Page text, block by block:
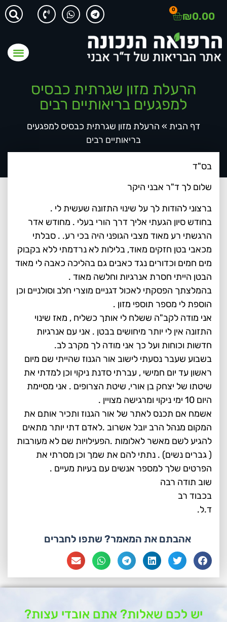
₪0.00
0
הרעלת מזון שגרתית כבסיס
למפגעים בריאותיים רבים
דף הבית » הרעלת מזון שגרתית כבסיס למפגעים
בריאותיים רבים
בס"ד
שלום לך ד"ר אבני היקר
ברצוני להודות לך על שינוי התזונה שעשית לי .
בחודש סיון הגעתי אליך דרך הורי בעלי . מחודש אדר
הרגשתי רע מאוד מצבי הגופני היה בכי רע. . סבלתי
מכאבי בטן חזקים מאוד, בלילות לא נרדמתי ללא בקבוק
מים חמים וכדורים נגד כאבים גם בהליכה כאבה לי מאוד
הבטן הייתי חסרת אנרגיות וחלשה מאוד .
בהמלצתך הפסקתי לאכול דגניים מוצרי חלב וסולניים וכן
הוספת לי מספר תוספי מזון .
אני מודה לקב"ה ששלח לי אותך כשליח , מאז שינוי
התזונה אין לי יותר מיחושים בבטן . אני עם אנרגיות
חדשות וכוחות ועל כך אני מודה לך מקרב לב.
בשבוע שעבר נסעתי לישוב אור הגנוז שהייתי שם מיום
ראשון עד יום חמישי , עברתי סדנת ניקוי וכן למדתי את
שיטתו של יצחק בן אורי, שיטת הצרופים . אני מסיימת
היום 10 ימי ניקוי ומרגישה מצויין .
אשמח אם תכנס לאתר של אור הגנוז ותכיר אותם את
המקום מנהל הרב יובל אשרוב .לאדם דתי יותר מתאים
להגיע לשם מאשר לאלומות .הפעילויות שם לא מעורבות
( גברים נשים) . נתתי להם את שמך וכן מסרתי את
הפרטים שלך למספר אנשים עם בעיות מעיים .
שוב תודה רבה
בכבוד רב
ד.ל.
אהבתם את המאמר? שתפו לחברים
יש לכם שאלות? אתם אובדי עצות?